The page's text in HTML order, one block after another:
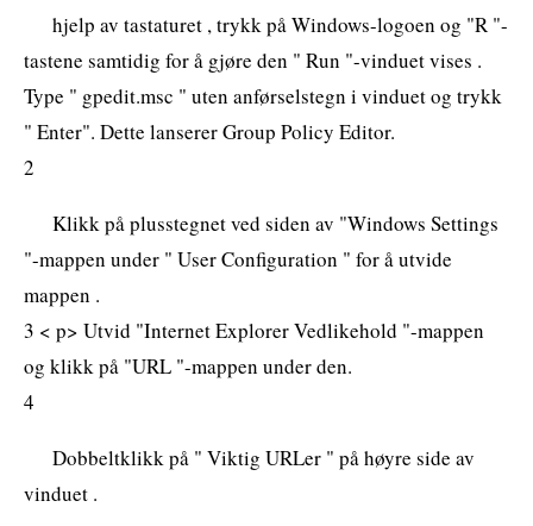
hjelp av tastaturet , trykk på Windows-logoen og "R "-
tastene samtidig for å gjøre den " Run "-vinduet vises .
Type " gpedit.msc " uten anførselstegn i vinduet og trykk
" Enter". Dette lanserer Group Policy Editor.
2
Klikk på plusstegnet ved siden av "Windows Settings
"-mappen under " User Configuration " for å utvide
mappen .
3 < p> Utvid "Internet Explorer Vedlikehold "-mappen
og klikk på "URL "-mappen under den.
4
Dobbeltklikk på " Viktig URLer " på høyre side av
vinduet .